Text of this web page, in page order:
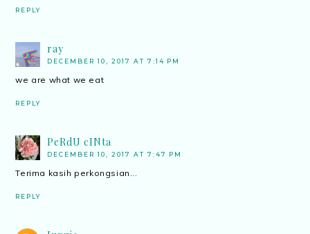
REPLY
ray
DECEMBER 10, 2017 AT 7:14 PM
we are what we eat
REPLY
PeRdU cINta
DECEMBER 10, 2017 AT 7:47 PM
Terima kasih perkongsian...
REPLY